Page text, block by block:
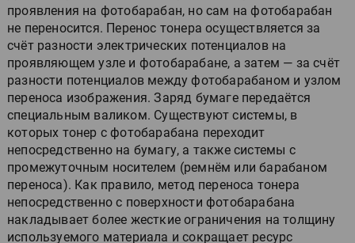
проявления на фотобарабан, но сам на фотобарабан
не переносится. Перенос тонера осуществляется за
счёт разности электрических потенциалов на
проявляющем узле и фотобарабане, а затем — за счёт
разности потенциалов между фотобарабаном и узлом
переноса изображения. Заряд бумаге передаётся
специальным валиком. Существуют системы, в
которых тонер с фотобарабана переходит
непосредственно на бумагу, а также системы с
промежуточным носителем (ремнём или барабаном
переноса). Как правило, метод переноса тонера
непосредственно с поверхности фотобарабана
накладывает более жесткие ограничения на толщину
используемого материала и сокращает ресурс